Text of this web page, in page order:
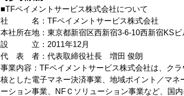
■TFペイメントサービス株式会社について
社 名：TFペイメントサービス株式会社
本社所在地：東京都新宿区西新宿3-6-10西新宿KSビ
設 立：2011年12月
代 表 者：代表取締役社長 増田 俊朗
事業内容：TFペイメントサービス株式会社は、ク
核とした電子マネー決済事業、地域ポイント／マ
ーション事業、NFＣソリューション事業など、国